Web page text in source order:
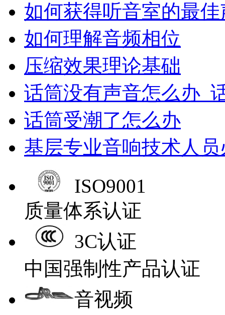
如何获得听音室的最佳
如何理解音频相位
压缩效果理论基础
话筒没有声音怎么办_
话筒受潮了怎么办
基层专业音响技术人
ISO9001
质量体系认证
3C认证
中国强制性产品认证
音视频